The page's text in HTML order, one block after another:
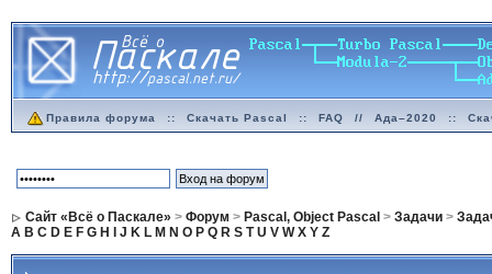
Правила форума :: Скачать Pascal :: FAQ // Ада–2020 ::
Сайт «Всё о Паскале» > Форум > Pascal, Object Pascal > Задачи>
A B C D E F G H J K L M N O P Q R S T U V W X Y Z